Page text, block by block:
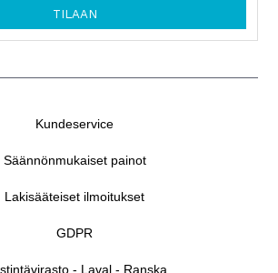
Kundeservice
Säännönmukaiset painot
Lakisääteiset ilmoitukset
GDPR
- Laval - Ranska